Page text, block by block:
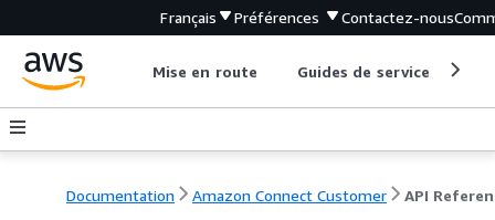
Français Préférences Contactez-nous
Mise en route Guides de service
Documentation Amazon Connect Customer API